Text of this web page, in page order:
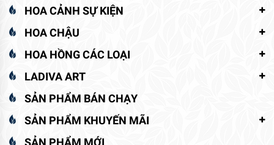
HOA CẢNH SỰ KIỆN
HOA CHẬU
HOA HỒNG CÁC LOẠI
LADIVA ART
SẢN PHẨM BÁN CHẠY
SẢN PHẨM KHUYẾN MÃI
SẢN PHẨM MỚI